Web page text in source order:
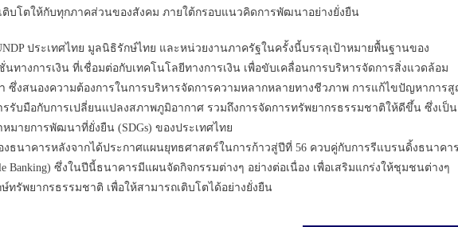
เติบโตให้กับทุกภาคส่วนของสังคม ภายใต้กรอบแนวคิดการพัฒนาอย่างยั่งยืน
ประเทศไทย มูลนิธิรักษ์ไทย และหน่วยงานภาครัฐในครั้งนี้บรรลุเป้าหมายพื้นฐานของ
างการเงิน ที่เชื่อมต่อกับเทคโนโลยีทางการเงิน เพื่อขับเคลื่อนการบริหารจัดการสิ่งแวดล้อม
ซึ่งสนองความต้องการในการบริหารจัดการความหลากหลายทางชีวภาพ การแก้ไขปัญหาการ
รับมือกับการเปลี่ยนแปลงสภาพภูมิอากาศ รวมถึงการจัดการทรัพยากรธรรมชาติให้ดีขึ้น ซึ่งเป็น
มายการพัฒนาที่ยั่งยืน (SDGs) ของประเทศไทย
ธนาคารหลังจากได้ประกาศแผนยุทธศาสตร์ในการก้าวสู่ปีที่ 56 ควบคู่กับการรีแบรนดิ้งธนาคา
Banking) ซึ่งในปีนี้ธนาคารมีแผนจัดกิจกรรมต่างๆ อย่างต่อเนื่อง เพื่อเสริมแกร่งให้ชุมชนต่างๆ
ทรัพยากรธรรมชาติ เพื่อให้สามารถเติบโตได้อย่างยั่งยืน